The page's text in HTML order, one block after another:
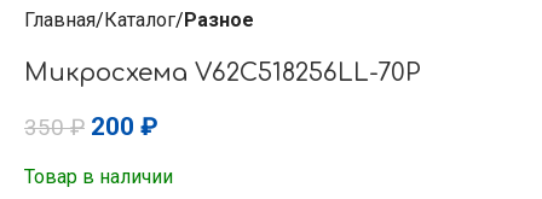
Главная Каталог Разное
Микросхема V62C518256LL-70P
350₽ 200 ₽
Товар в наличии